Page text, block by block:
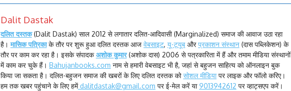
Dalit Dastak
दलित दस्तक (Dalit Dastak) साल 2012 से लगातार दलित-आदिवासी (Marginalized) समाज की आवाज उठा रहा
है।मासिक पत्रिकाके तौर पर शुरू हुआ दलित दस्तक आज वेबसाइट, यू-ट्यूब औरप्रकाशन संस्थान (दास पब्लिकेशन) के
तौर पर काम कर रहा है। इसके संपादक अशोक कुमार (अशोक दास) 2006 से पत्रकारिता में हैं और तमाम मीडिया संस्थानों
में काम कर चुके हैं। Bahujanbooks.com नाम से हमारी वेबसाइट भी है, जहां से बहुजन साहित्य को ऑनलाइन बुक
किया जा सकता है। दलित-बहुजन समाज की खबरों के लिए दलित दस्तक कोसोशल मीडियापर लाइक और फॉलो करिए।
हम तक खबर पहुंचाने के लिए हमेंdalitdastak@gmail.com पर ई-मेल करें या9013942612 पर व्हाट्सएप करें।